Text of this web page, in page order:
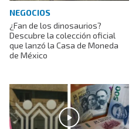
NEGOCIOS
¿Fan de los dinosaurios?
Descubre la colección oficial
que lanzó la Casa de Moneda
de México